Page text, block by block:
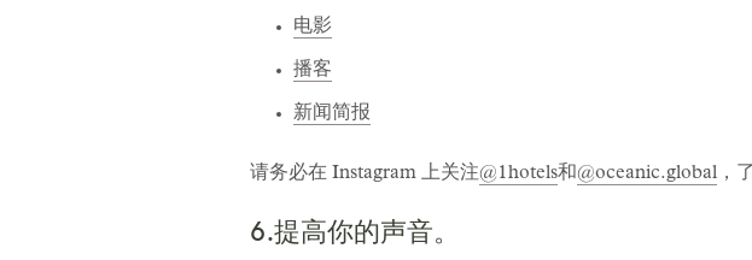
电影
播客
新闻简报
请务必在 Instagram 上关注@1hotels和@oceanic.global ，
6.提高你的声音。